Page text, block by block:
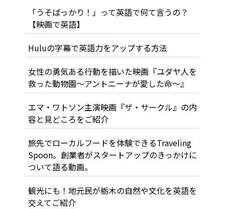
「うそばっかり！」って英語で何て言うの？
【映画で英語】
Huluの字幕で英語力をアップする方法
女性の勇気ある行動を描いた映画『ユダヤ人を
救った動物園～アントニーナが愛した命～』
エマ・ワトソン主演映画『ザ・サークル』の内
容と見どころをご紹介
旅先でローカルフードを体験できるTraveling
Spoon。創業者がスタートアップのきっかけに
ついて語る動画。
観光にも！地元民が栃木の自然や文化を英語を
交えてご紹介